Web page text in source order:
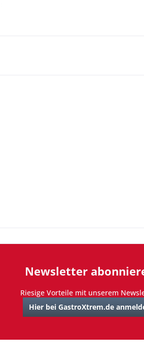
Newsletter
Riesige Vorteile mit unserem
Hier bei GastroXtrem.de